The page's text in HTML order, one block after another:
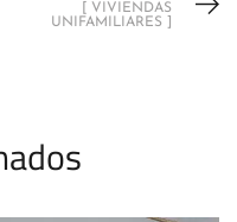
[ VIVIENDAS
UNIFAMILIARES ]